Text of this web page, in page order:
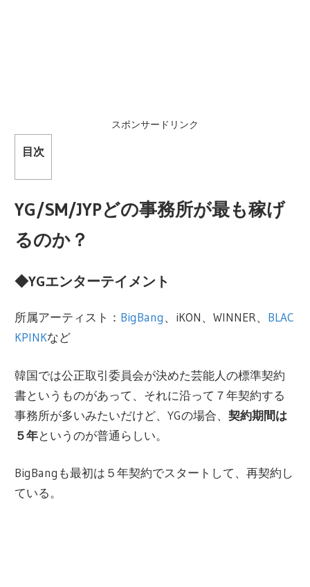
スポンサードリンク
目次
YG/SM/JYPどの事務所が最も稼げ
るのか？
◆YGエンターテイメント
所属アーティスト： BigBang、iKON、WINNER、 BLAC
KPINKなど
韓国では公正取引委員会が決めた芸能人の標準契約
書というものがあって、それに沿って７年契約する
事務所が多いみたいだけど、YGの場合、契約期間は
５年というのが普通らしい。
BigBangも最初は５年契約でスタートして、再契約し
ている。